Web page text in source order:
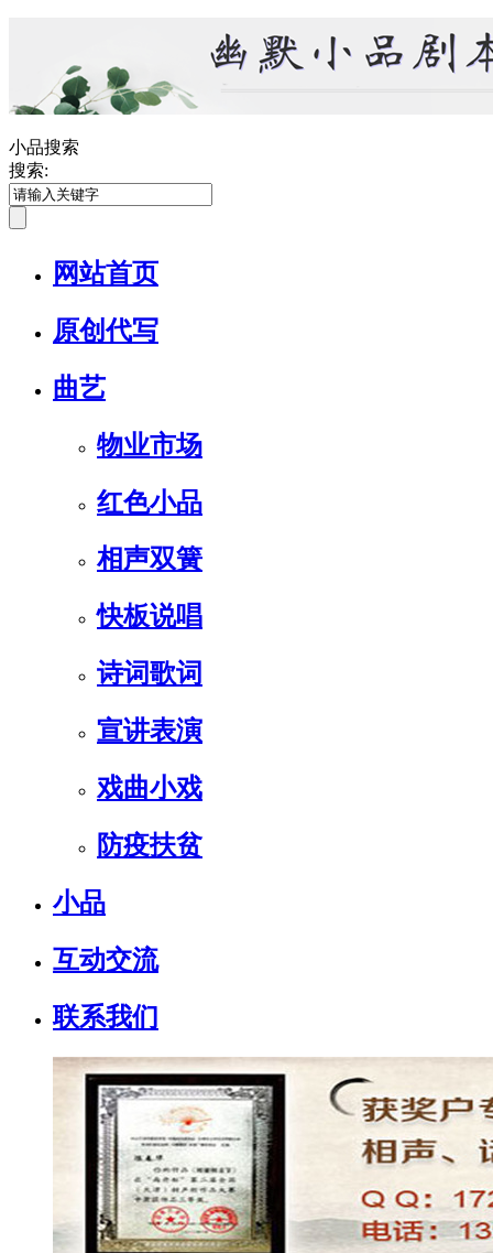
小品搜索
搜索:
网站首页
原创代写
曲艺
物业市场
红色小品
相声双簧
快板说唱
诗词歌词
宣讲表演
戏曲小戏
防疫扶贫
小品
互动交流
联系我们